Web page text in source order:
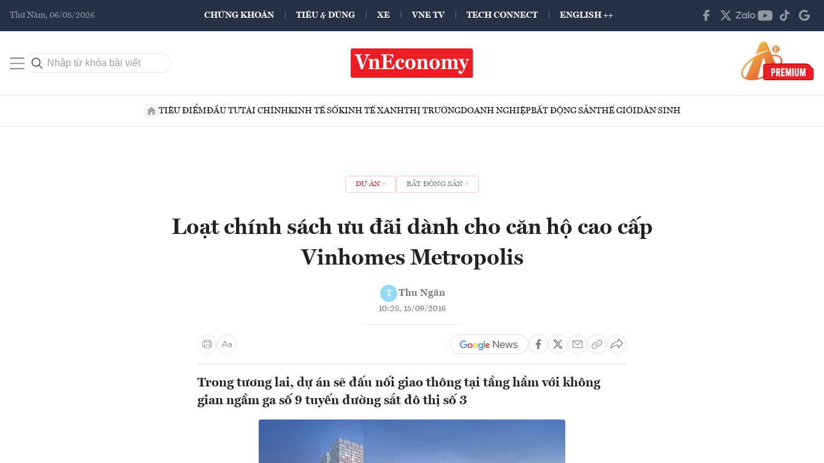
Thứ Năm, 06/08/2026 CHỨNG KHOÁN TIÊU & DÙNG XE VNE TV TECH CONNECT ENGLISH ++
TIÊU ĐIỂMĐẦU TƯTÀI CHÍNHKINH TẾ SỐKINH TẾ XANHTHỊ TRƯỜNGDOANH NGHIỆPBẤT ĐỘNG SẢNTHẾ GIỚIDÂN SINH
DỰ ÁN BẤT ĐỘNG SẢN
Loạt chính sách ưu đãi dành cho căn hộ cao cấp
Vinhomes Metropolis
T Thu Ngân
10:28, 15/09/2016
Trong tương lai, dự án sẽ đấu nối giao thông tại tầng hầm với không
gian ngầm ga số 9 tuyến đường sắt đô thị số 3